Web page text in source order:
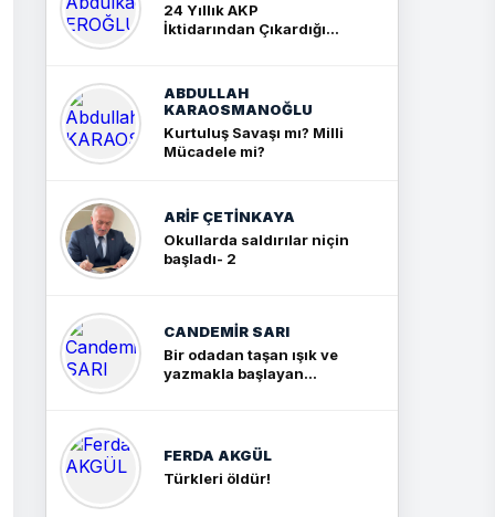
24 Yıllık AKP
İktidarından Çıkardığım
ABDULLAH
KARAOSMANOĞLU
Kurtuluş Savaşı mı? Milli
Mücadele mi?
ARIF ÇETİNKAYA
Okullarda saldırılar niçin
başladı- 2
CANDEMIR SARI
Bir odadan taşan ışık ve
yazmakla başlayan
FERDA AKGÜL
Türkleri öldür!